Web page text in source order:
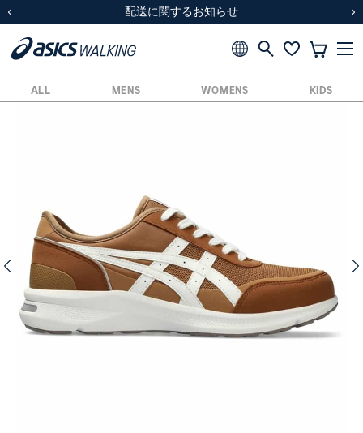
スクスク（SUKU2）価格改定のお知らせ
配送に関するお知らせ
スクスク（SUKU2）価格改定のお知らせ
配送に関するお知らせ
ALL MENS WOMENS KIDS
前の画像